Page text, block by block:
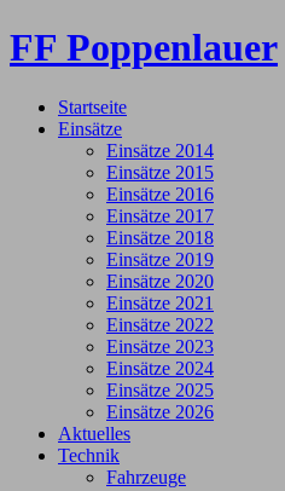
FF Poppenlauer
Startseite
Einsätze
Einsätze 2014
Einsätze 2015
Einsätze 2016
Einsätze 2017
Einsätze 2018
Einsätze 2019
Einsätze 2020
Einsätze 2021
Einsätze 2022
Einsätze 2023
Einsätze 2024
Einsätze 2025
Einsätze 2026
Aktuelles
Technik
Fahrzeuge